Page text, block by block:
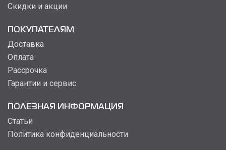
Скидки и акции
ПОКУПАТЕЛЯМ
Доставка
Оплата
Рассрочка
Гарантии и сервис
ПОЛЕЗНАЯ ИНФОРМАЦИЯ
Статьи
Политика конфиденциальности